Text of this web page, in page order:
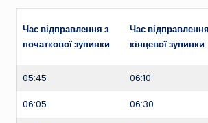
Час відправлення з
початкової зупинки
Час
кінцевої зупинки
05:45 06:10
06:05 06:30